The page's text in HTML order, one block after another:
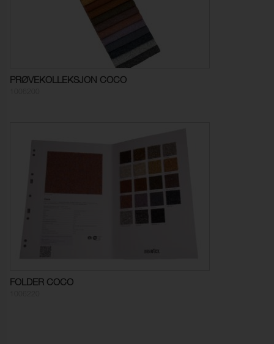
4-5 (ISO 105-X12)
4-5 (ISO 105-X12)
Lysekthet:
Varp:
Veft:
ISO 105-C06
PRØVEKOLLEKSJON COCO
FOLDER COCO